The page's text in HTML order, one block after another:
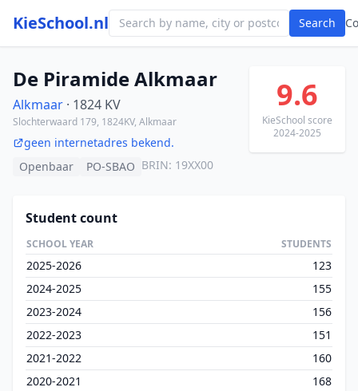
KieSchool.nl Search
De Piramide Alkmaar
Alkmaar · 1824 KV
Slochterwaard 179, 1824KV, Alkmaar
geen internetadres bekend.
Openbaar
PO-SBAO BRIN: 19XX00
9.6
KieSchool score
2024-2025
Student count
SCHOOL YEAR STUDENTS
2025-2026
123
2024-2025
155
2023-2024
156
2022-2023
151
2021-2022
160
2020-2021
168